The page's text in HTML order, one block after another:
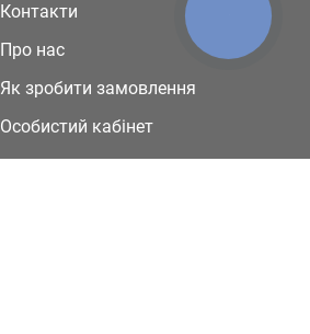
Контакти
Про нас
Як зробити замовлення
Особистий кабінет